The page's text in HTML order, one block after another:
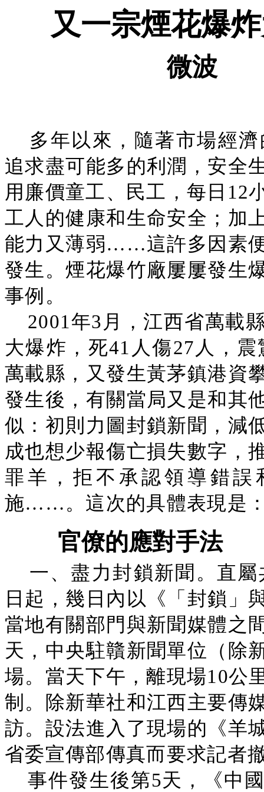
又一宗煙花爆
微波
多年以來，隨著市場經
追求盡可能多的利潤，安全
用廉價童工、民工，每日12
工人的健康和生命安全；加
能力又薄弱……這許多因素
發生。煙花爆竹廠屢屢發生
事例。
2001年3月，江西省萬載
大爆炸，死41人傷27人，
萬載縣，又發生黃茅鎮港資
發生後，有關當局又是和其
似：初則力圖封鎖新聞，減
成也想少報傷亡損失數字，
罪羊，拒不承認領導錯
施……。這次的具體表現是
官僚的應對手法
一、盡力封鎖新聞。直
日起，幾日內以《「封鎖」
當地有關部門與新聞媒體之
天，中央駐贛新聞單位（除
場。當天下午，離現場10公
制。除新華社和江西主要傳
訪。設法進入了現場的《羊
省委宣傳部傳真而要求記者
事件發生後第5天，《中